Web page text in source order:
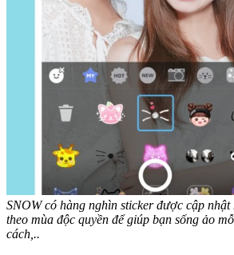
SNOW có hàng nghìn sticker được cập
theo mùa độc quyền để giúp bạn sống ảo
cách,..